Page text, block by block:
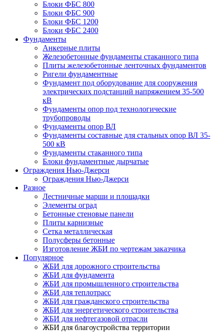
Блоки ФБС 800
Блоки ФБС 900
Блоки ФБС 1200
Блоки ФБС 2400
Фундаменты
Анкерные плиты
Железобетонные фундаменты стаканного типа
Плиты железобетонные ленточных фундаментов
Ригели фундаментные
Фундамент под оборудование для сооружения
электрических подстанций напряжением 35-500
кВ
Фундаменты опор под технологические
трубопроводы
Фундаменты опор ВЛ
Фундаменты составные для стальных опор ВЛ 35-
500 кВ
Фундаменты стаканного типа
Блоки фундаментные дырчатые
Ограждения Нью-Джерси
Ограждения Нью-Джерси
Разное
Лестничные марши и площадки
Элементы оград
Бетонные стеновые панели
Плиты карнизные
Сетка металлическая
Полусферы бетонные
Изготовление ЖБИ по чертежам заказчика
Популярное
ЖБИ для дорожного строительства
ЖБИ для фундамента
ЖБИ для промышленного строительства
ЖБИ для теплотрасс
ЖБИ для гражданского строительства
ЖБИ для энергетического строительства
ЖБИ для нефтегазовой отрасли
ЖБИ для благоустройства территории